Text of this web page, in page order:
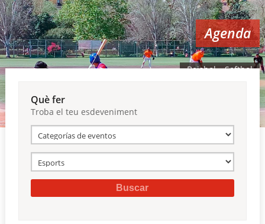
Instal·lacions ▼
Comunicació ▼
València en esport ▼
Reserves
Agenda
Beisbol – Softbol
Què fer
Troba el teu esdeveniment